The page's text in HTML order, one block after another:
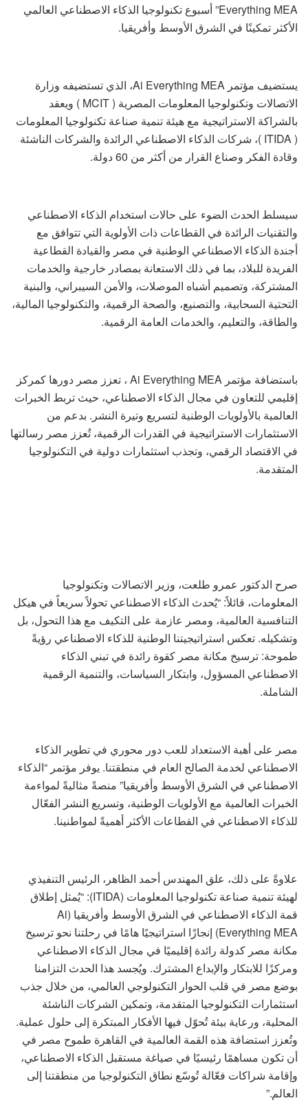
Everything MEA” أسبوع تكنولوجيا الذكاء الاصطناعي العالمي
الأكثر تمكينًا في الشرق الأوسط وأفريقيا.
يستضيف مؤتمر Ai Everything MEA، الذي تستضيفه وزارة
الاتصالات وتكنولوجيا المعلومات المصرية ( MCIT ) ويعقد
بالشراكة الاستراتيجية مع هيئة تنمية صناعة تكنولوجيا المعلومات
( ITIDA )، شركات الذكاء الاصطناعي الرائدة والشركات الناشئة
وقادة الفكر وصناع القرار من أكثر من 60 دولة.
سيسلط الحدث الضوء على حالات استخدام الذكاء الاصطناعي
والتقنيات الرائدة في القطاعات ذات الأولوية التي تتوافق مع
أجندة الذكاء الاصطناعي الوطنية في مصر والقيادة القطاعية
الفريدة للبلاد، بما في ذلك الاستعانة بمصادر خارجية والخدمات
المشتركة، وتصميم أشباه الموصلات، والأمن السيبراني، والبنية
التحتية السحابية، والتصنيع، والصحة الرقمية، والتكنولوجيا المالية،
والطاقة، والتعليم، والخدمات العامة الرقمية.
باستضافة مؤتمر Ai Everything MEA ، تعزز مصر دورها كمركز
إقليمي للتعاون في مجال الذكاء الاصطناعي، حيث تربط الخبرات
العالمية بالأولويات الوطنية لتسريع وتيرة النشر. بدعم من
الاستثمارات الاستراتيجية في القدرات الرقمية، تُعزز مصر رسالتها
في الاقتصاد الرقمي، وتجذب استثمارات دولية في التكنولوجيا
المتقدمة.
صرح الدكتور عمرو طلعت، وزير الاتصالات وتكنولوجيا
المعلومات، قائلاً: “يُحدث الذكاء الاصطناعي تحولاً سريعاً في هيكل
التنافسية العالمية، ومصر عازمة على التكيف مع هذا التحول، بل
وتشكيله. تعكس استراتيجيتنا الوطنية للذكاء الاصطناعي رؤيةً
طموحة: ترسيخ مكانة مصر كقوة رائدة في تبني الذكاء
الاصطناعي المسؤول، وابتكار السياسات، والتنمية الرقمية
الشاملة.
مصر على أهبة الاستعداد للعب دور محوري في تطوير الذكاء
الاصطناعي لخدمة الصالح العام في منطقتنا. يوفر مؤتمر “الذكاء
الاصطناعي في الشرق الأوسط وأفريقيا” منصةً مثاليةً لمواءمة
الخبرات العالمية مع الأولويات الوطنية، وتسريع النشر الفعّال
للذكاء الاصطناعي في القطاعات الأكثر أهميةً لمواطنينا.
علاوةً على ذلك، علق المهندس أحمد الظاهر، الرئيس التنفيذي
لهيئة تنمية صناعة تكنولوجيا المعلومات (ITIDA): “يُمثل إطلاق
قمة الذكاء الاصطناعي في الشرق الأوسط وأفريقيا (Ai
Everything MEA) إنجازًا استراتيجيًا هامًا في رحلتنا نحو ترسيخ
مكانة مصر كدولة رائدة إقليميًا في مجال الذكاء الاصطناعي
ومركزًا للابتكار والإبداع المشترك. ويُجسد هذا الحدث التزامنا
بوضع مصر في قلب الحوار التكنولوجي العالمي، من خلال جذب
استثمارات التكنولوجيا المتقدمة، وتمكين الشركات الناشئة
المحلية، ورعاية بيئة تُحوّل فيها الأفكار المبتكرة إلى حلول عملية.
وتُعزز استضافة هذه القمة العالمية في القاهرة طموح مصر في
أن تكون مساهمًا رئيسيًا في صياغة مستقبل الذكاء الاصطناعي،
وإقامة شراكات فعّالة تُوسّع نطاق التكنولوجيا من منطقتنا إلى
العالم.”